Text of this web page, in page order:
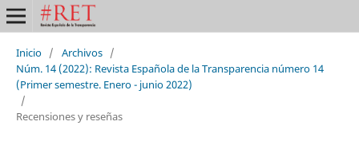
Inicio / Archivos /
Núm. 14 (2022): Revista Española de la Transparencia número 14
(Primer semestre. Enero - junio 2022)
/
Recensiones y reseñas